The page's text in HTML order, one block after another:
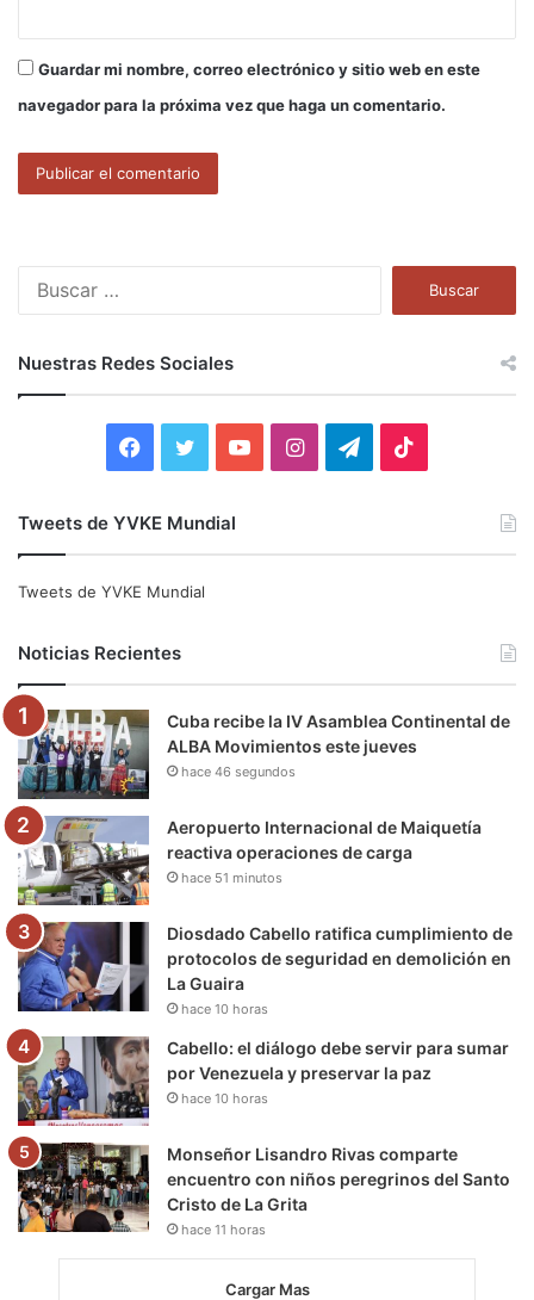
Guardar mi nombre, correo electrónico y sitio web en este
navegador para la próxima vez que haga un comentario.
:
Nuestras Redes Sociales
e
o
o
k
t
e
r
b
e
I
g
r
m
r
a
k
Tweets de YVKE Mundial
Tweets de YVKE Mundial
Noticias Recientes
Cuba recibe la IV Asamblea Continental de
ALBA Movimientos este jueves
hace 46 segundos
Aeropuerto Internacional de Maiquetía
reactiva operaciones de carga
hace 51 minutos
Diosdado Cabello ratifica cumplimiento de
protocolos de seguridad en demolición en
La Guaira
hace 10 horas
Cabello: el diálogo debe servir para sumar
por Venezuela y preservar la paz
hace 10 horas
Monseñor Lisandro Rivas comparte
encuentro con niños peregrinos del Santo
Cristo de La Grita
hace 11 horas
Cargar Mas